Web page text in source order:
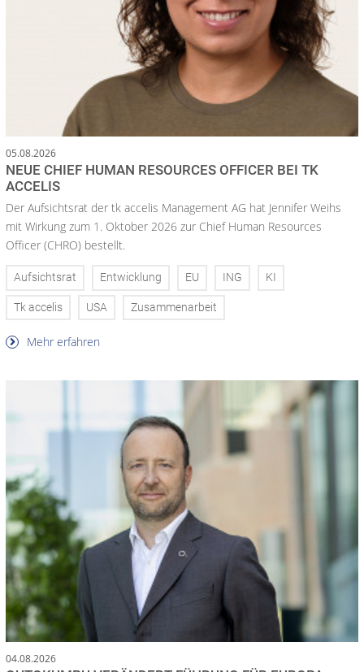
05.08.2026
NEUE CHIEF HUMAN RESOURCES OFFICER BEI TK
ACCELIS
Der Aufsichtsrat der tk accelis Management AG hat Jennifer Weihs
mit Wirkung zum 1. Oktober 2026 zur Chief Human Resources
Officer (CHRO) bestellt.
Aufsichtsrat Entwicklung EU ING KI
Tk accelis USA Zusammenarbeit
Mehr erfahren
04.08.2026